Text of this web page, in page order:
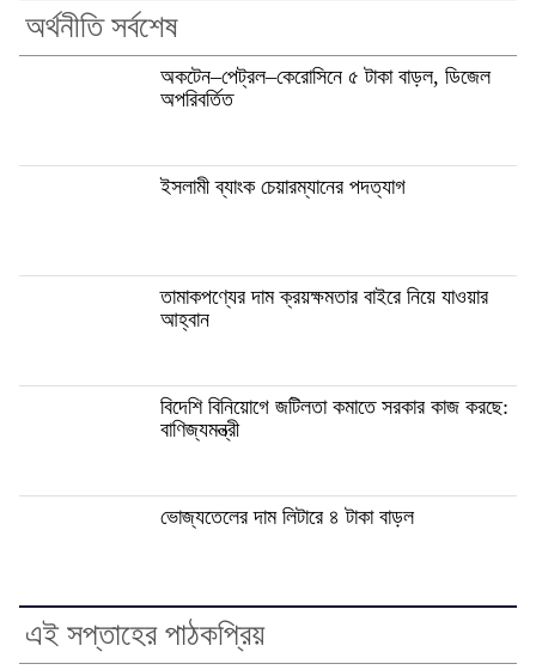
অর্থনীতি সর্বশেষ
অকটেন–পেট্রল–কেরোসিনে ৫ টাকা বাড়ল, ডিজেল
অপরিবর্তিত
ইসলামী ব্যাংক চেয়ারম্যানের পদত্যাগ
তামাকপণ্যের দাম ক্রয়ক্ষমতার বাইরে নিয়ে যাওয়ার
আহ্বান
বিদেশি বিনিয়োগে জটিলতা কমাতে সরকার কাজ করছে:
বাণিজ্যমন্ত্রী
ভোজ্যতেলের দাম লিটারে ৪ টাকা বাড়ল
এই সপ্তাহের পাঠকপ্রিয়